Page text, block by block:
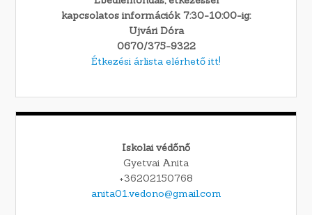
kapcsolatos információk 7:30-10:00-ig:
Ujvári Dóra
0670/375-9322
Étkezési árlista elérhető itt!
Iskolai védőnő
Gyetvai Anita
+36202150768
anita01.vedono@gmail.com